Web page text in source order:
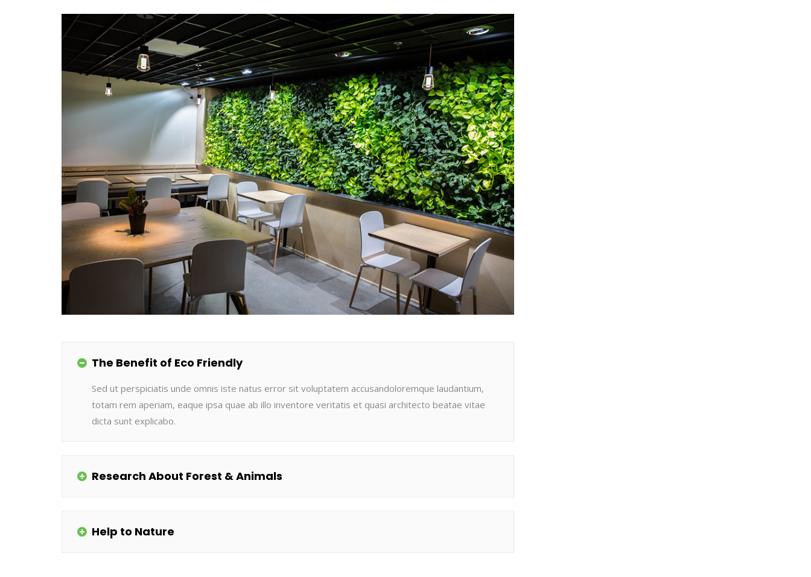
The Benefit of Eco Friendly
Sed ut perspiciatis unde omnis iste natus error sit voluptatem accusandoloremque laudantium,
totam rem aperiam, eaque ipsa quae ab illo inventore veritatis et quasi architecto beatae vitae
dicta sunt explicabo.
Research About Forest & Animals
Help to Nature